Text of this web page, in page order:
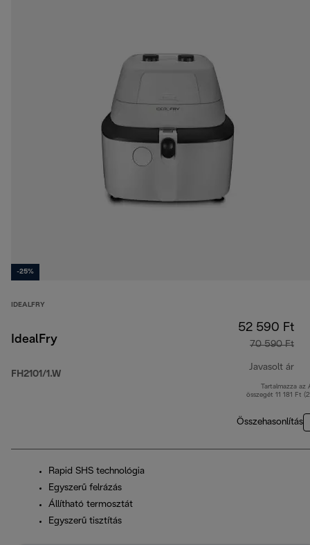
-25%
IDEALFRY
IdealFry
FH2101/1.W
52 590 Ft
70 590 Ft
Javasolt ár
Tartalmazza az
összegét 11 181 Ft
Összehasonlítás
Rapid SHS technológia
Egyszerű felrázás
Állítható termosztát
Egyszerű tisztítás